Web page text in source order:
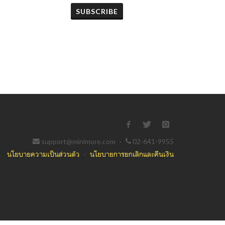
SUBSCRIBE
support@minimore.com ·
02-641-9955
นโยบายความเป็นส่วนตัว · นโยบายการยกเลิกและคืนเงิน